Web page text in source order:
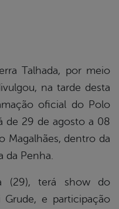
Talhada, por meio
na tarde desta
oficial do Polo
de 29 de agosto a 08
Magalhães, dentro da
da Penha.
(29), terá show do
Grude, e participação